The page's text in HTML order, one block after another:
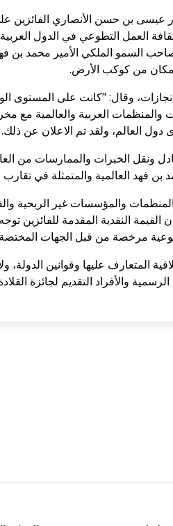
عيسى بن حسن الأنصاري
العمل التطوعي في الدول
صاحب السمو الملكي الأمير محمد
مكان من كوكب الأرض.
وقال: "كانت على المستوى
العربية والعالمية مع
العالم، ولقد تم الاعلان عن ذلك.
ونقل الخبرات والممارسات من
العالمية والمتمثلة في تقارب
والمؤسسات غير الربحية
القيمة النقدية المقدمة للفائزين
مرخصة من قبل الجهات
عليها وقوانين الدولة،
والأفراد التقديم لجائزة